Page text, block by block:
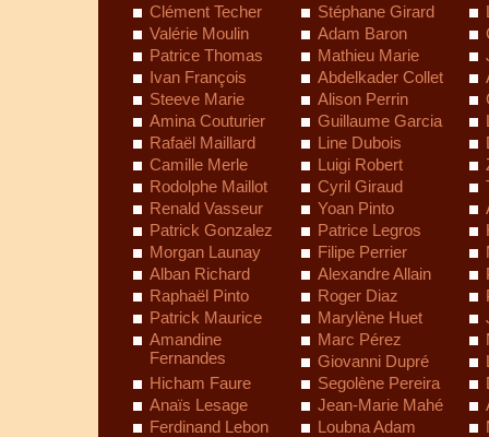
Clément Techer
Stéphane Girard
Valérie Moulin
Adam Baron
Patrice Thomas
Mathieu Marie
Ivan François
Abdelkader Collet
Steeve Marie
Alison Perrin
Amina Couturier
Guillaume Garcia
Rafaël Maillard
Line Dubois
Camille Merle
Luigi Robert
Rodolphe Maillot
Cyril Giraud
Renald Vasseur
Yoan Pinto
Patrick Gonzalez
Patrice Legros
Morgan Launay
Filipe Perrier
Alban Richard
Alexandre Allain
Raphaël Pinto
Roger Diaz
Patrick Maurice
Marylène Huet
Amandine
Fernandes
Marc Pérez
Giovanni Dupré
Hicham Faure
Segolène Pereira
Anaïs Lesage
Jean-Marie Mahé
Ferdinand Lebon
Loubna Adam